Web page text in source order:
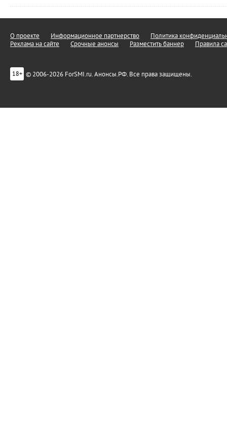
О проекте Информационное партнерство
Политика
Реклама на сайте
Срочные анонсы Разместить баннер Правила
18+ © 2006-2026 ForSMI.ru. Анонсы.РФ. Все права защищены.